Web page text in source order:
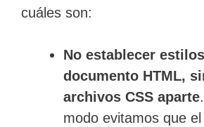
cuáles son:
No establecer
documento HTML,
archivos CSS aparte
modo evitamos que